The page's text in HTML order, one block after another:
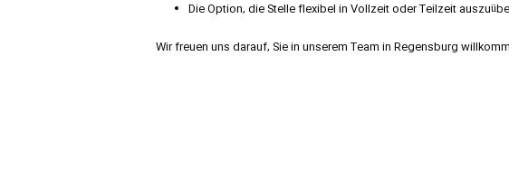
Die Option, die Stelle flexibel in Vollzeit oder Teilzeit
Wir freuen uns darauf, Sie in unserem Team in Regensburg